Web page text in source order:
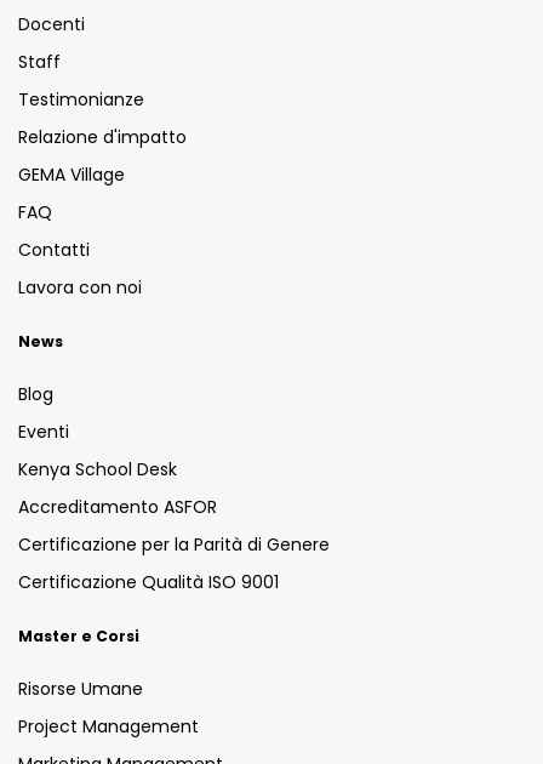
Docenti
Staff
Testimonianze
Relazione d'impatto
GEMA Village
FAQ
Contatti
Lavora con noi
News
Blog
Eventi
Kenya School Desk
Accreditamento ASFOR
Certificazione per la Parità di Genere
Certificazione Qualità ISO 9001
Master e Corsi
Risorse Umane
Project Management